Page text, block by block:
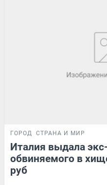
ГОРОД СТРАНА И МИР
Италия выдала
обвиняемого в
руб